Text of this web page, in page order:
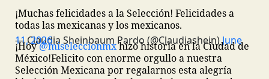
¡Muchas felicidades a la Selección! Felicidades a
todas las mexicanas y los mexicanos.
— Claudia Sheinbaum Pardo (@Claudiashein)
June 11, 2026
¡Hoy@miseleccionmxhizo historia en la Ciudad de
México!Felicito con enorme orgullo a nuestra
Selección Mexicana por regalarnos esta alegría